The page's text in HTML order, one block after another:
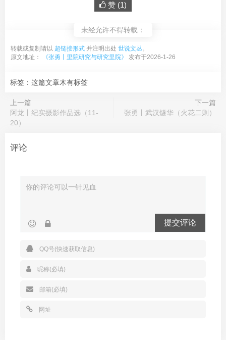
赞 (1)
未经允许不得转载：
转载或复制请以 超链接形式 并注明出处 世说文丛。
原文地址：
《张勇丨里院研究与研究里院》 发布于2026-1-26
标签：这篇文章木有标签
上一篇
阿龙丨纪实摄影作品选（11-
20）
下一篇
张勇丨武汉燧华（火花二则）
评论
提交评论